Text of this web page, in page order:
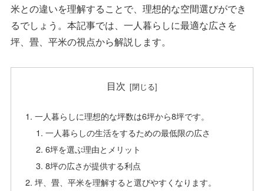
米との違いを理解することで、理想的な空間選びができ
るでしょう。本記事では、一人暮らしに最適な広さを
坪、畳、平米の視点から解説します。
目次
一人暮らしに理想的な坪数は6坪から8坪です。
一人暮らしの生活をするための最低限の広さ
6坪を選ぶ理由とメリット
8坪の広さが提供する利点
坪、畳、平米を理解すると選びやすくなります。